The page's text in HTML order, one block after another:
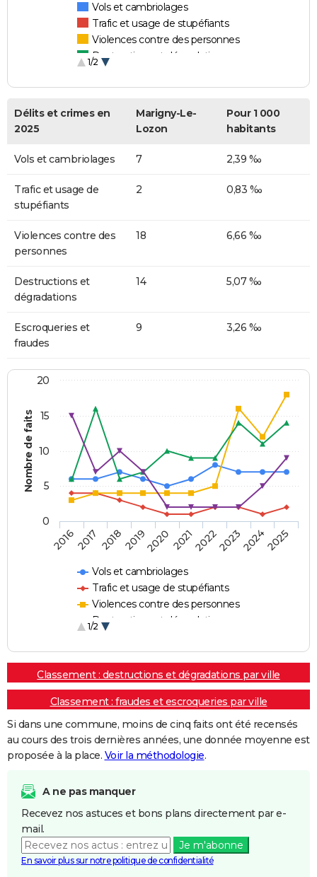
Vols et cambriolages
Trafic et usage de stupéfiants
Violences contre des personnes
Destructions et dégradations
1/2
Délits et crimes en
2025
Marigny-Le-
Lozon
Pour 1 000
habitants
Vols et cambriolages 7 2,39 ‰
Trafic et usage de
stupéfiants
2 0,83 ‰
Violences contre des
personnes
18 6,66 ‰
Destructions et
dégradations
14 5,07 ‰
Escroqueries et
fraudes
9 3,26 ‰
Nombre de faits
Vols et cambriolages
Trafic et usage de stupéfiants
Violences contre des personnes
Destructions et dégradations
1/2
20162017 20182019202020212022202320242025
0
5
10
15
20
Classement : destructions et dégradations par ville
Classement : fraudes et escroqueries par ville
Si dans une commune, moins de cinq faits ont été recensés
au cours des trois dernières années, une donnée moyenne est
proposée à la place. Voir la méthodologie.
A ne pas manquer
Recevez nos astuces et bons plans directement par e-
mail.
Je m'abonne
En savoir plus sur notre politique de confidentialité